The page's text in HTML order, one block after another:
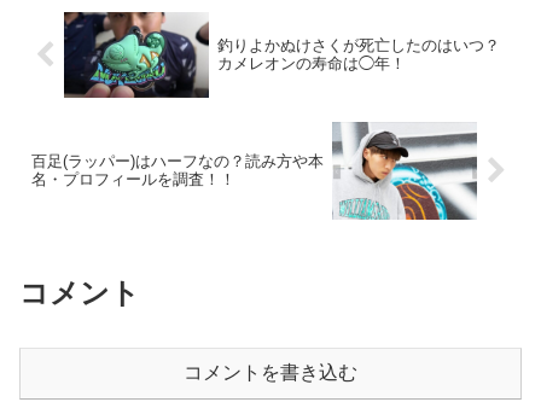
釣りよかぬけさくが死亡したのはいつ？
カメレオンの寿命は◯年！
百足(ラッパー)はハーフなの？読み方や本
名・プロフィールを調査！！
コメント
コメントを書き込む